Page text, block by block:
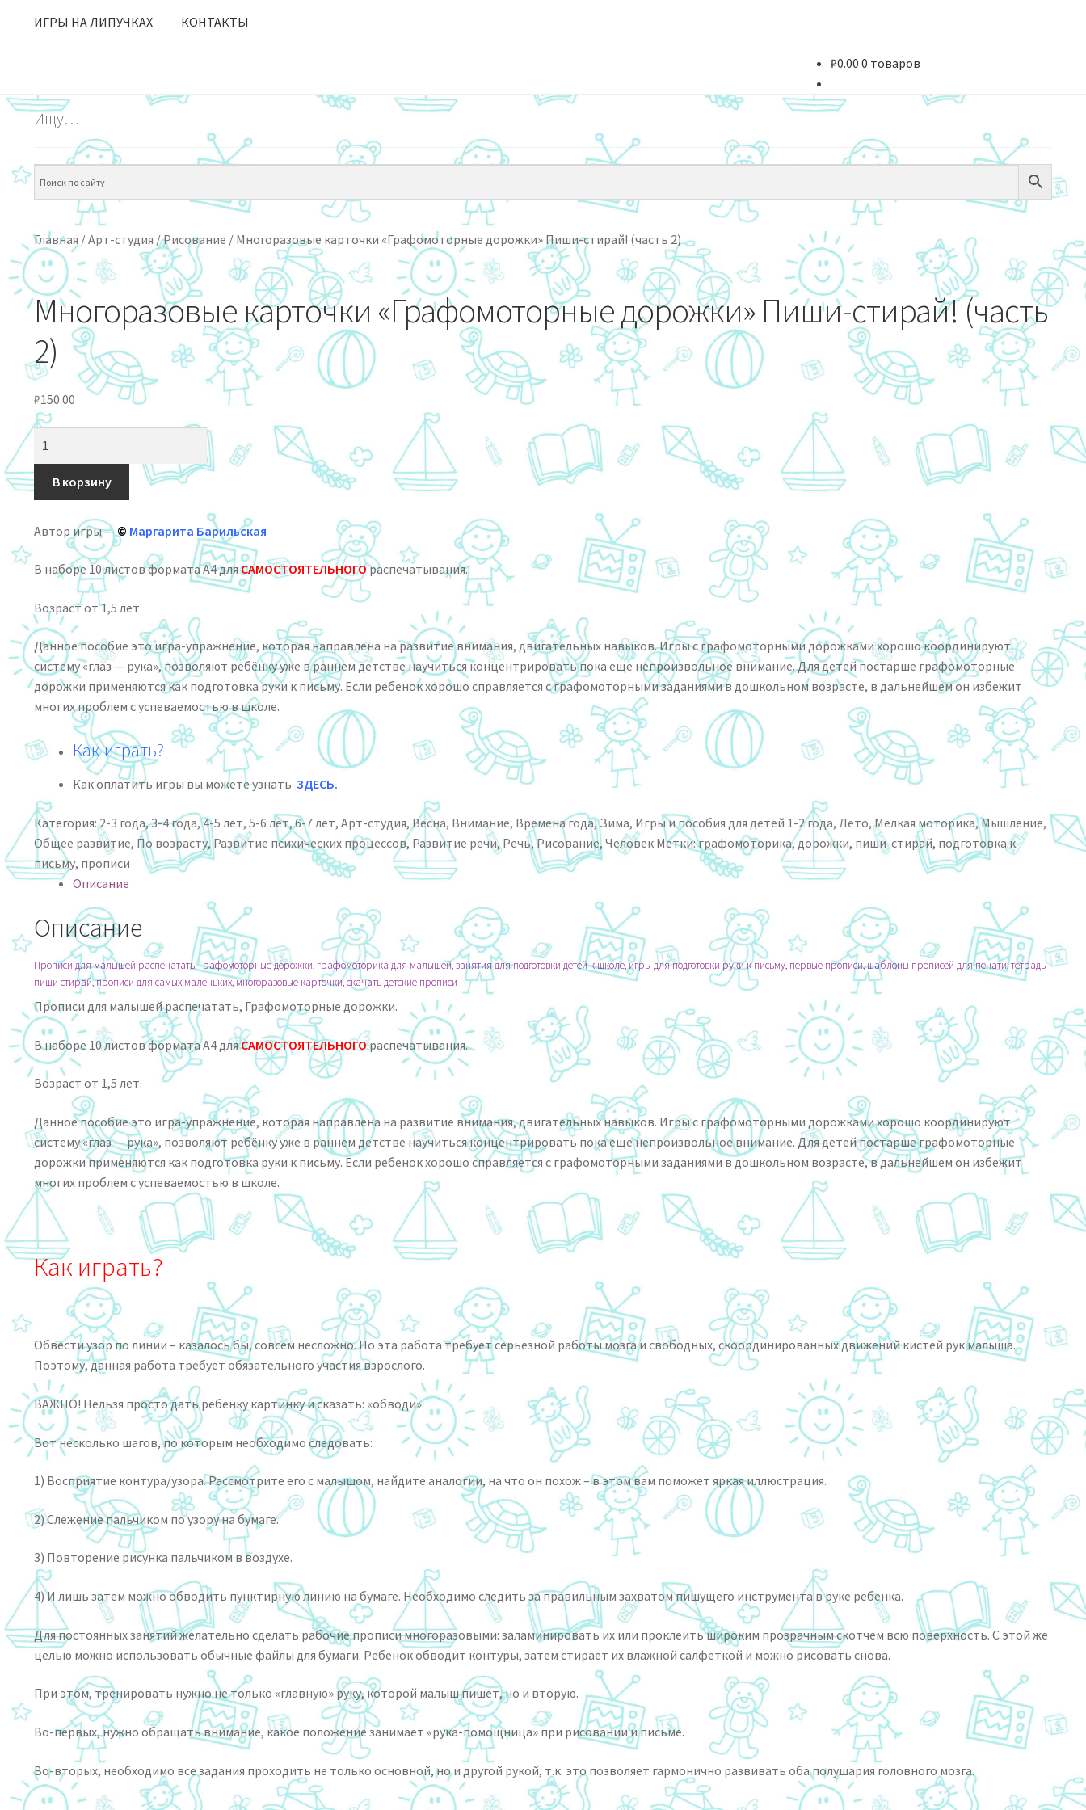
ИГРЫ НА ЛИПУЧКАХ КОНТАКТЫ
₽0.00 0 товаров
Ищу…
Главная /Арт-студия /Рисование / Многоразовые карточки «Графомоторные дорожки» Пиши-стирай! (часть 2)
Многоразовые карточки «Графомоторные дорожки» Пиши-стирай! (часть
2)
₽150.00
Многоразовые
карточки
«Графомоторные
дорожки»
стирай!
2)
В корзину
Автор игры —© Маргарита Барильская
В наборе 10 листов формата А4 дляСАМОСТОЯТЕЛЬНОГОраспечатывания.
Возраст от 1,5 лет.
Данное пособие это игра-упражнение, которая направлена на развитие внимания, двигательных навыков. Игры с графомоторными дорожками хорошо координируют
систему «глаз — рука», позволяют ребёнку уже в раннем детстве научиться концентрировать пока еще непроизвольное внимание. Для детей постарше графомоторные
дорожки применяются как подготовка руки к письму. Если ребенок хорошо справляется с графомоторными заданиями в дошкольном возрасте, в дальнейшем он избежит
многих проблем с успеваемостью в школе.
Как играть?
Как оплатить игры вы можете узнать ЗДЕСЬ.
Категория:2-3 года,3-4 года,4-5 лет, 5-6 лет,6-7 лет, Арт-студия, Весна, Внимание, Времена года,Зима, Игры и пособия для детей 1-2 года, Лето,Мелкая моторика,Мышление,
Общее развитие, По возрасту,Развитие психических процессов, Развитие речи,Речь,Рисование, Человек Метки:графомоторика,дорожки, пиши-стирай, подготовка к
письму, прописи
Описание
Описание
Прописи для малышей распечатать, Графомоторные дорожки, графомоторика для малышей, занятия для подготовки детей к школе, игры для подготовки руки к письму, первые прописи, шаблоны прописей для печати, тетрадь
пиши стирай, прописи для самых маленьких, многоразовые карточки, скачать детские прописи
Прописи для малышей распечатать, Графомоторные дорожки.
В наборе 10 листов формата А4 дляСАМОСТОЯТЕЛЬНОГОраспечатывания.
Возраст от 1,5 лет.
Данное пособие это игра-упражнение, которая направлена на развитие внимания, двигательных навыков. Игры с графомоторными дорожками хорошо координируют
систему «глаз — рука», позволяют ребёнку уже в раннем детстве научиться концентрировать пока еще непроизвольное внимание. Для детей постарше графомоторные
дорожки применяются как подготовка руки к письму. Если ребенок хорошо справляется с графомоторными заданиями в дошкольном возрасте, в дальнейшем он избежит
многих проблем с успеваемостью в школе.
Как играть?
Обвести узор по линии – казалось бы, совсем несложно. Но эта работа требует серьезной работы мозга и свободных, скоординированных движений кистей рук малыша.
Поэтому, данная работа требует обязательного участия взрослого.
ВАЖНО! Нельзя просто дать ребенку картинку и сказать: «обводи».
Вот несколько шагов, по которым необходимо следовать:
1) Восприятие контура/узора. Рассмотрите его с малышом, найдите аналогии, на что он похож – в этом вам поможет яркая иллюстрация.
2) Слежение пальчиком по узору на бумаге.
3) Повторение рисунка пальчиком в воздухе.
4) И лишь затем можно обводить пунктирную линию на бумаге. Необходимо следить за правильным захватом пишущего инструмента в руке ребенка.
Для постоянных занятий желательно сделать рабочие прописи многоразовыми: заламинировать их или проклеить широким прозрачным скотчем всю поверхность. С этой же
целью можно использовать обычные файлы для бумаги. Ребенок обводит контуры, затем стирает их влажной салфеткой и можно рисовать снова.
При этом, тренировать нужно не только «главную» руку, которой малыш пишет, но и вторую.
Во-первых, нужно обращать внимание, какое положение занимает «рука-помощница» при рисовании и письме.
Во-вторых, необходимо все задания проходить не только основной, но и другой рукой, т.к. это позволяет гармонично развивать оба полушария головного мозга.